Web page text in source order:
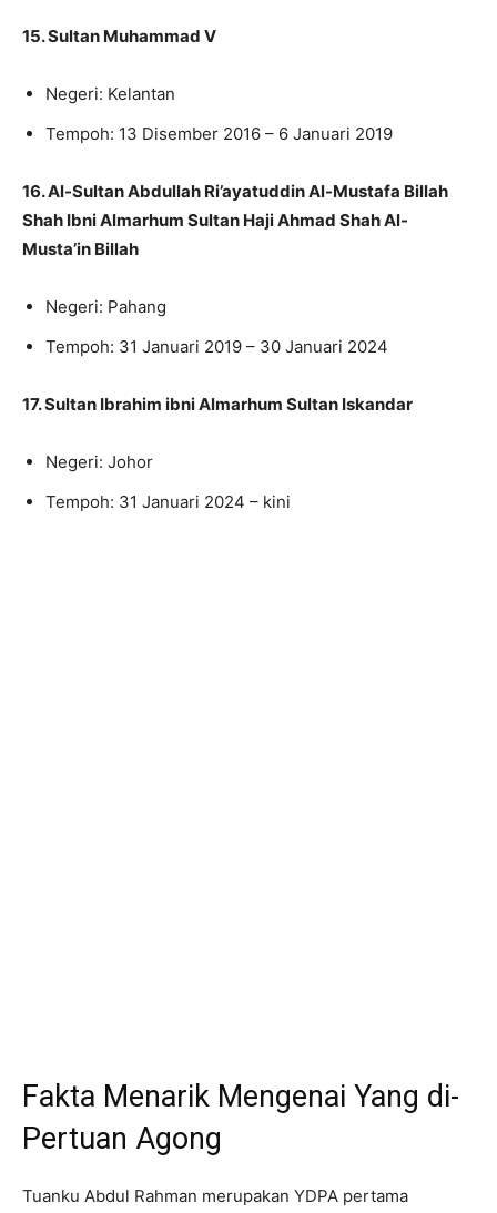
15. Sultan Muhammad V
Negeri: Kelantan
Tempoh: 13 Disember 2016 – 6 Januari 2019
16. Al-Sultan Abdullah Ri’ayatuddin Al-Mustafa Billah
Shah Ibni Almarhum Sultan Haji Ahmad Shah Al-
Musta’in Billah
Negeri: Pahang
Tempoh: 31 Januari 2019 – 30 Januari 2024
17. Sultan Ibrahim ibni Almarhum Sultan Iskandar
Negeri: Johor
Tempoh: 31 Januari 2024 – kini
Fakta Menarik Mengenai Yang di-
Pertuan Agong
Tuanku Abdul Rahman merupakan YDPA pertama